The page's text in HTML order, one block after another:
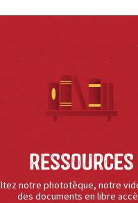
Ressources
notre phototèque, notre
des documents en libre